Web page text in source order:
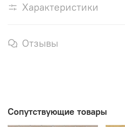
Характеристики
Отзывы
Сопутствующие товары